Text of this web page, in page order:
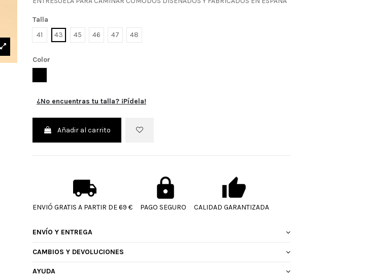
Talla
41
43 45 46 47 48
Color
¿No encuentras tu talla? ¡Pídela!
Añadir al carrito
ENVIÓ GRATIS A PARTIR DE 69 € PAGO SEGURO CALIDAD GARANTIZADA
ENVÍO Y ENTREGA
CAMBIOS Y DEVOLUCIONES
AYUDA